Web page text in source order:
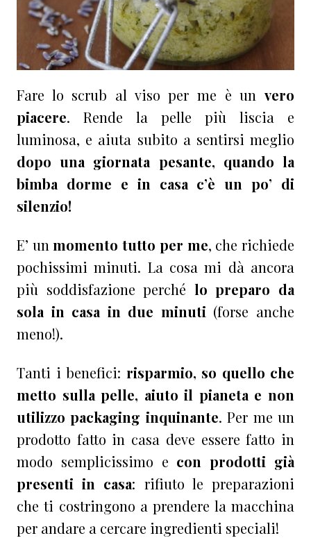
Fare lo scrub al viso per me è un vero
piacere. Rende la pelle più liscia e
luminosa, e aiuta subito a sentirsi meglio
dopo una giornata pesante, quando la
bimba dorme e in casa c’è un po’ di
silenzio!
E’ unmomento tutto per me, che richiede
pochissimi minuti. La cosa mi dà ancora
più soddisfazione perché lo preparo da
sola in casa in due minuti (forse anche
meno!).
Tanti i benefici: risparmio, so quello che
metto sulla pelle, aiuto il pianeta e non
utilizzo packaging inquinante. Per me un
prodotto fatto in casa deve essere fatto in
modo semplicissimo e con prodotti già
presenti in casa: rifiuto le preparazioni
che ti costringono a prendere la macchina
per andare a cercare ingredienti speciali!